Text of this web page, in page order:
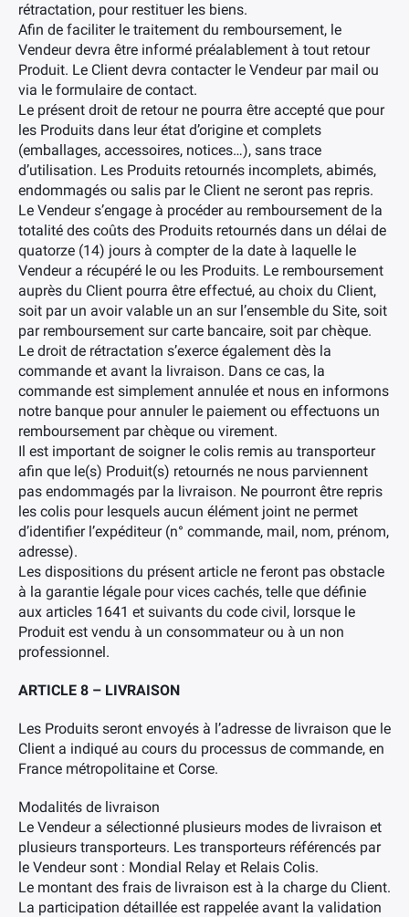
rétractation, pour restituer les biens.
Afin de faciliter le traitement du remboursement, le
Vendeur devra être informé préalablement à tout retour
Produit. Le Client devra contacter le Vendeur par mail ou
via le formulaire de contact.
Le présent droit de retour ne pourra être accepté que pour
les Produits dans leur état d’origine et complets
(emballages, accessoires, notices…), sans trace
d’utilisation. Les Produits retournés incomplets, abimés,
endommagés ou salis par le Client ne seront pas repris.
Le Vendeur s’engage à procéder au remboursement de la
totalité des coûts des Produits retournés dans un délai de
quatorze (14) jours à compter de la date à laquelle le
Vendeur a récupéré le ou les Produits. Le remboursement
auprès du Client pourra être effectué, au choix du Client,
soit par un avoir valable un an sur l’ensemble du Site, soit
par remboursement sur carte bancaire, soit par chèque.
Le droit de rétractation s’exerce également dès la
commande et avant la livraison. Dans ce cas, la
commande est simplement annulée et nous en informons
notre banque pour annuler le paiement ou effectuons un
remboursement par chèque ou virement.
Il est important de soigner le colis remis au transporteur
afin que le(s) Produit(s) retournés ne nous parviennent
pas endommagés par la livraison. Ne pourront être repris
les colis pour lesquels aucun élément joint ne permet
d’identifier l’expéditeur (n° commande, mail, nom, prénom,
adresse).
Les dispositions du présent article ne feront pas obstacle
à la garantie légale pour vices cachés, telle que définie
aux articles 1641 et suivants du code civil, lorsque le
Produit est vendu à un consommateur ou à un non
professionnel.
ARTICLE 8 – LIVRAISON
Les Produits seront envoyés à l’adresse de livraison que le
Client a indiqué au cours du processus de commande, en
France métropolitaine et Corse.
Modalités de livraison
Le Vendeur a sélectionné plusieurs modes de livraison et
plusieurs transporteurs. Les transporteurs référencés par
le Vendeur sont : Mondial Relay et Relais Colis.
Le montant des frais de livraison est à la charge du Client.
La participation détaillée est rappelée avant la validation